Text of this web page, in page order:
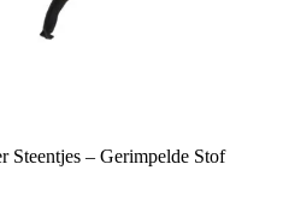
Steentjes – Gerimpelde Stof